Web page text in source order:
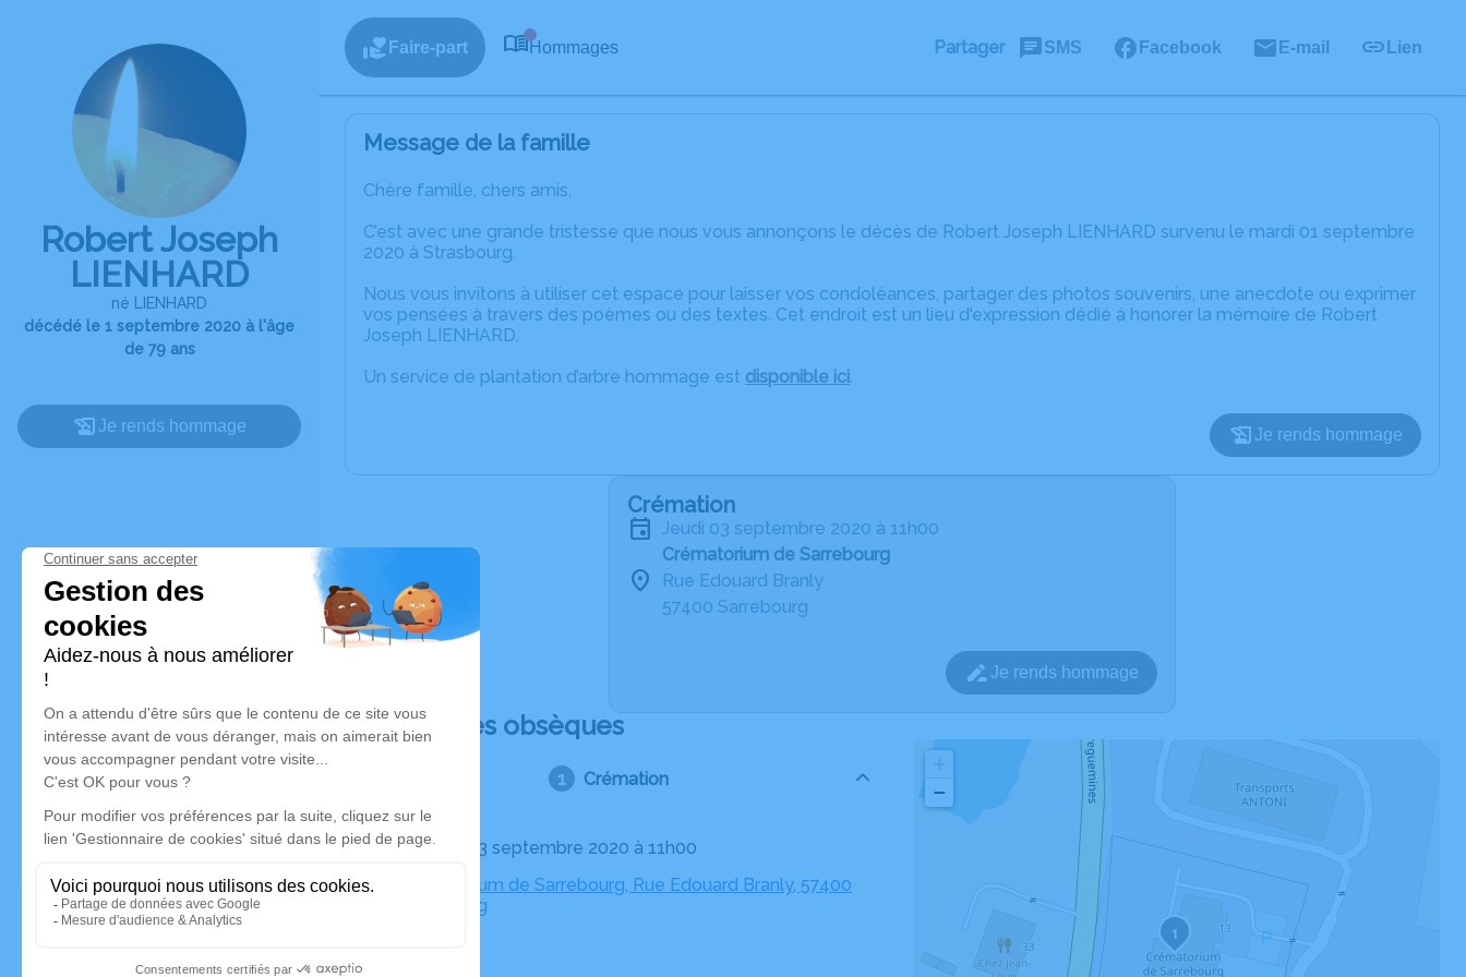
Robert Joseph
LIENHARD
né LIENHARD
décédé le 1 septembre 2020 à l'âge
de 79 ans
Je rends hommage
Faire-part Hommages Partager SMS Facebook E-mail Lien
Message de la famille
Chère famille, chers amis,
C’est avec une grande tristesse que nous vous annonçons le décès de Robert Joseph LIENHARD survenu le mardi 01 septembre
2020 à Strasbourg.
Nous vous invitons à utiliser cet espace pour laisser vos condoléances, partager des photos souvenirs, une anecdote ou exprimer
vos pensées à travers des poèmes ou des textes. Cet endroit est un lieu d'expression dédié à honorer la mémoire de Robert
Joseph LIENHARD.
Un service de plantation d’arbre hommage est disponible ici.
Je rends hommage
Crémation
jeudi 03 septembre 2020 à 11h00
Crématorium de Sarrebourg
Rue Edouard Branly
57400 Sarrebourg
Je rends hommage
Déroulé des obsèques
Crémation
Le jeudi 03 septembre 2020 à 11h00
Crématorium de Sarrebourg, Rue Edouard Branly, 57400
Sarrebourg
1
−